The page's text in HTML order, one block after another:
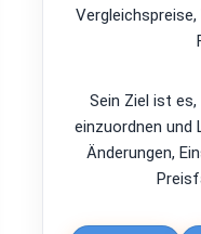
Sein Ziel ist
einzuordnen
Änderungen,